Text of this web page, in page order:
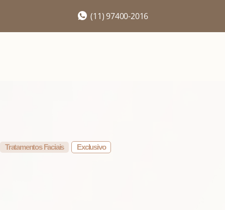
(11) 97400-2016
Tratamentos Faciais Exclusivo